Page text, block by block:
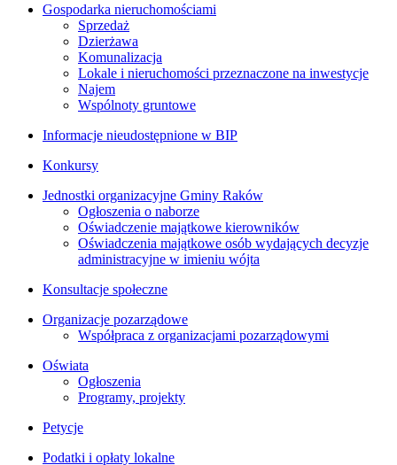
Gospodarka nieruchomościami
Sprzedaż
Dzierżawa
Komunalizacja
Lokale i nieruchomości przeznaczone na inwestycje
Najem
Wspólnoty gruntowe
Informacje nieudostępnione w BIP
Konkursy
Jednostki organizacyjne Gminy Raków
Ogłoszenia o naborze
Oświadczenie majątkowe kierowników
Oświadczenia majątkowe osób wydających decyzje
administracyjne w imieniu wójta
Konsultacje społeczne
Organizacje pozarządowe
Współpraca z organizacjami pozarządowymi
Oświata
Ogłoszenia
Programy, projekty
Petycje
Podatki i opłaty lokalne